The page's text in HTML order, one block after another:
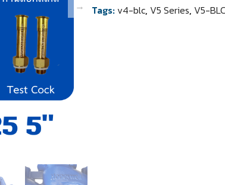
Tags: v4-blc, V5 Series, V5-